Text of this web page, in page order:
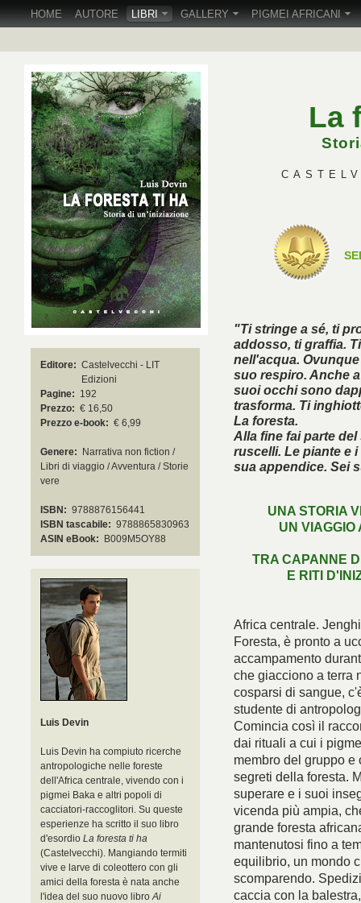
Editore: Castelvecchi - LIT
Edizioni
Pagine: 192
Prezzo: € 16,50
Prezzo e-book: € 6,99
Genere: Narrativa non fiction /
Libri di viaggio / Avventura / Storie
vere
ISBN: 9788876156441
ISBN tascabile: 9788865830963
ASIN eBook: B009M5OY88
Luis Devin
Luis Devin ha compiuto ricerche
antropologiche nelle foreste
dell'Africa centrale, vivendo con i
pigmei Baka e altri popoli di
cacciatori-raccoglitori. Su queste
esperienze ha scritto il suo libro
d'esordio La foresta ti ha
(Castelvecchi). Mangiando termiti
vive e larve di coleottero con gli
amici della foresta è nata anche
l'idea del suo nuovo libroAi
La
È
"Ti stringe a sé, ti
addosso, ti graffia.
nell'acqua.
suo respiro. Anche
suoi occhi sono
trasforma. Ti
La foresta.
Alla fine fai parte
ruscelli. Le piante e
sua appendice. Sei
UNA STORIA
UN VIAGGIO
TRA CAPANNE
E RITI
Africa centrale.
Foresta, è pronto a
accampamento
che giacciono a terra
cosparsi di sangue,
studente di
Comincia così il
dai rituali a cui i
membro del gruppo
segreti della foresta.
superare e i suoi
vicenda più ampia,
grande foresta
mantenutosi fino a
equilibrio, un mondo
scomparendo.
caccia con la
HOME AUTORE LIBRI GALLERY PIGMEI AFRICANI